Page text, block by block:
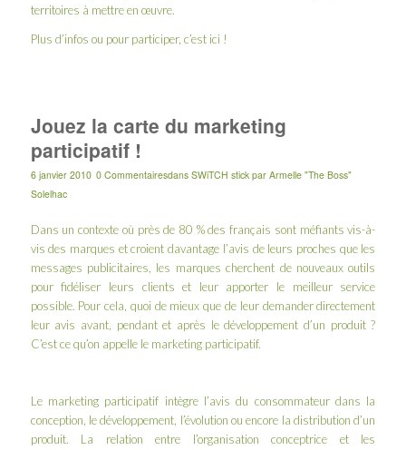
territoires à mettre en œuvre.
Plus d’infos ou pour participer, c’est ici !
Jouez la carte du marketing
participatif !
6 janvier 2010 0 Commentairesdans SWiTCH stick par Armelle "The Boss"
Solelhac
Dans un contexte où près de 80 % des français sont méfiants vis-à-
vis des marques et croient davantage l’avis de leurs proches que les
messages publicitaires, les marques cherchent de nouveaux outils
pour fidéliser leurs clients et leur apporter le meilleur service
possible. Pour cela, quoi de mieux que de leur demander directement
leur avis avant, pendant et après le développement d’un produit ?
C’est ce qu’on appelle le marketing participatif.
Le marketing participatif intègre l’avis du consommateur dans la
conception, le développement, l’évolution ou encore la distribution d’un
produit. La relation entre l’organisation conceptrice et les